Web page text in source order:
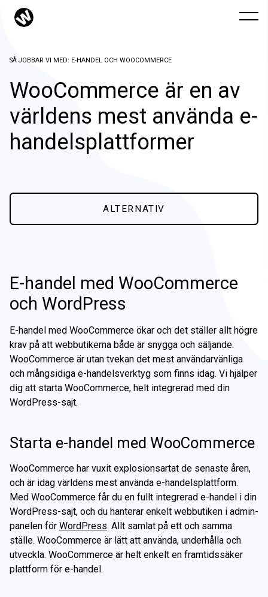
SÅ JOBBAR VI MED: E-HANDEL OCH WOOCOMMERCE
WooCommerce är en av
världens mest använda e-
handelsplattformer
ALTERNATIV
E-handel
Foto & film
SEO
SoMe
Hur vi jobbar
E-handel
Foto & film
SoMe
Branding
Grafisk produktion
E-handel med WooCommerce
och WordPress
E-handel med WooCommerce ökar och det ställer allt högre
krav på att webbutikerna både är snygga och säljande.
WooCommerce är utan tvekan det mest användarvänliga
och mångsidiga e-handelsverktyg som finns idag. Vi hjälper
dig att starta WooCommerce, helt integrerad med din
WordPress-sajt.
Starta e-handel med WooCommerce
WooCommerce har vuxit explosionsartat de senaste åren,
och är idag världens mest använda e-handelsplattform.
Med WooCommerce får du en fullt integrerad e-handel i din
WordPress-sajt, och du hanterar enkelt webbutiken i admin-
panelen för WordPress. Allt samlat på ett och samma
ställe. WooCommerce är lätt att använda, underhålla och
utveckla. WooCommerce är helt enkelt en framtidssäker
plattform för e-handel.